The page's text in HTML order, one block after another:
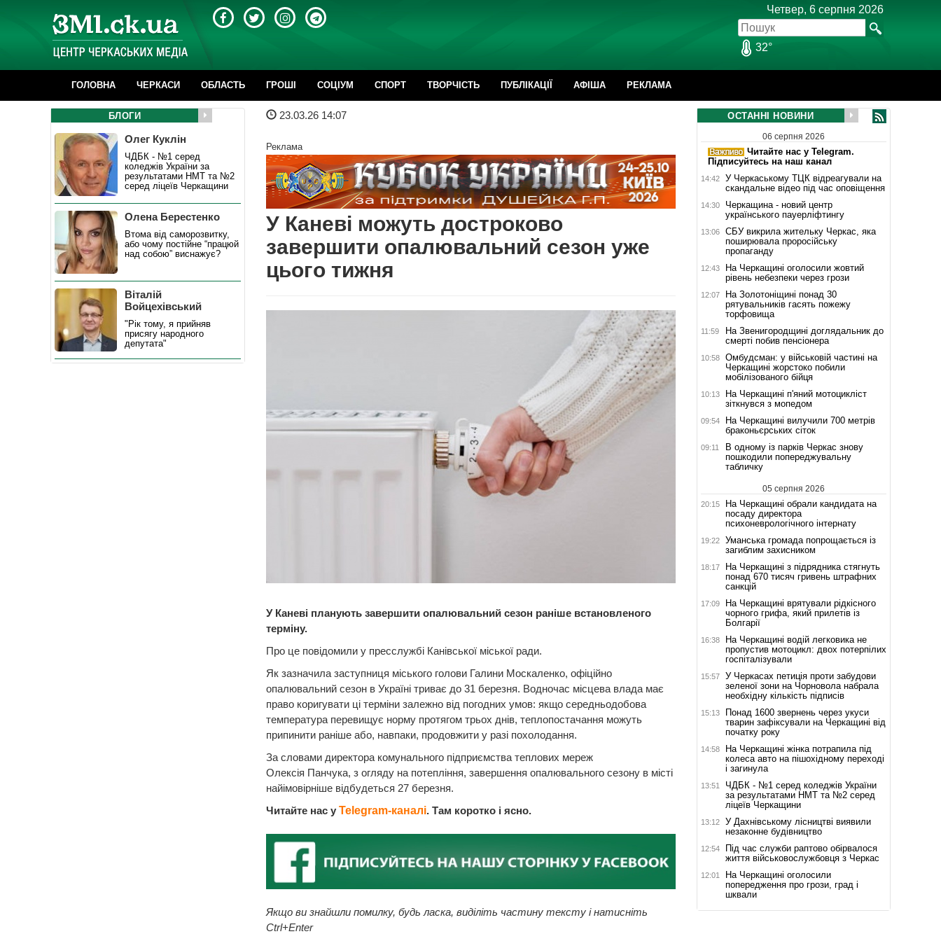
Четвер, 6 серпня 2026
32°
ГОЛОВНА ЧЕРКАСИ ОБЛАСТЬ ГРОШІ CОЦІУМ СПОРТ ТВОРЧІСТЬ ПУБЛІКАЦІЇ АФІША РЕКЛАМА
23.03.26 14:07
Реклама
У Каневі можуть достроково
завершити опалювальний сезон уже
цього тижня
У Каневі планують завершити опалювальний сезон раніше встановленого
терміну.
Про це повідомили у пресслужбі Канівської міської ради.
Як зазначила заступниця міського голови Галини Москаленко, офіційно
опалювальний сезон в Україні триває до 31 березня. Водночас місцева влада має
право коригувати ці терміни залежно від погодних умов: якщо середньодобова
температура перевищує норму протягом трьох днів, теплопостачання можуть
припинити раніше або, навпаки, продовжити у разі похолодання.
За словами директора комунального підприємства теплових мереж
Олексія Панчука, з огляду на потепління, завершення опалювального сезону в місті
найімовірніше відбудеться 27 березня.
Читайте нас у Telegram-каналі. Там коротко і ясно.
Якщо ви знайшли помилку, будь ласка, виділіть частину тексту і натисніть
Ctrl+Enter
БЛОГИ
Олег Куклін
ЧДБК - №1 серед
коледжів України за
результатами НМТ та №2
серед ліцеїв Черкащини
Олена Берестенко
Втома від саморозвитку,
або чому постійне “працюй
над собою” виснажує?
Віталій
Войцехівський
"Рік тому, я прийняв
присягу народного
депутата"
ОСТАННІ НОВИНИ
06 серпня 2026
Читайте нас у Telegram.
Підписуйтесь на наш канал
14:42
У Черкаському ТЦК відреагували на
скандальне відео під час оповіщення
14:30
Черкащина - новий центр
українського пауерліфтингу
13:06
СБУ викрила жительку Черкас, яка
поширювала проросійську
пропаганду
12:43
На Черкащині оголосили жовтий
рівень небезпеки через грози
12:07
На Золотоніщині понад 30
рятувальників гасять пожежу
торфовища
11:59
На Звенигородщині доглядальник до
смерті побив пенсіонера
10:58
Омбудсман: у військовій частині на
Черкащині жорстоко побили
мобілізованого бійця
10:13
На Черкащині п'яний мотоцикліст
зіткнувся з мопедом
09:54
На Черкащині вилучили 700 метрів
браконьєрських сіток
09:11
В одному із парків Черкас знову
пошкодили попереджувальну
табличку
05 серпня 2026
20:15
На Черкащині обрали кандидата на
посаду директора
психоневрологічного інтернату
19:22
Уманська громада попрощається із
загиблим захисником
18:17
На Черкащині з підрядника стягнуть
понад 670 тисяч гривень штрафних
санкцій
17:09
На Черкащині врятували рідкісного
чорного грифа, який прилетів із
Болгарії
16:38
На Черкащині водій легковика не
пропустив мотоцикл: двох потерпілих
госпіталізували
15:57
У Черкасах петиція проти забудови
зеленої зони на Чорновола набрала
необхідну кількість підписів
15:13
Понад 1600 звернень через укуси
тварин зафіксували на Черкащині від
початку року
14:58
На Черкащині жінка потрапила під
колеса авто на пішохідному переході
і загинула
13:51
ЧДБК - №1 серед коледжів України
за результатами НМТ та №2 серед
ліцеїв Черкащини
13:12
У Дахнівському лісництві виявили
незаконне будівництво
12:54
Під час служби раптово обірвалося
життя військовослужбовця з Черкас
12:01
На Черкащині оголосили
попередження про грози, град і
шквали